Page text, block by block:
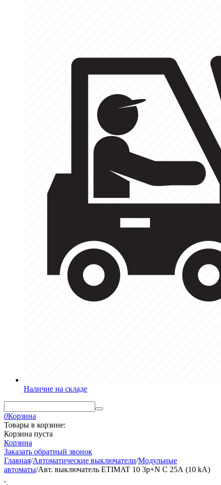
Наличие на складе
0Корзина
Товары в корзине:
Корзина пуста
Корзина
Заказать обратный звонок
Главная/Автоматические выключатели/Модульные
автоматы/Авт. выключатель ETIMAT 10 3p+N C 25А (10 kA)